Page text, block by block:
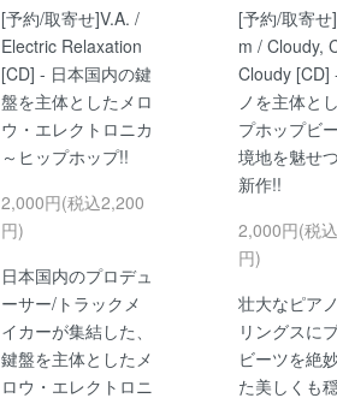
[予約/取寄せ]V.A. /
Electric Relaxation
[CD] - 日本国内の鍵
盤を主体としたメロ
ウ・エレクトロニカ
～ヒップホップ!!
2,000円(税込2,200
円)
日本国内のプロデュ
ーサー/トラックメ
イカーが集結した、
鍵盤を主体としたメ
ロウ・エレクトロニ
[予約/取寄
m / Cloudy,
Cloudy [CD]
ノを主体と
プホップビ
境地を魅せ
新作!!
2,000円(税
円)
壮大なピア
リングスに
ビーツを絶
た美しくも